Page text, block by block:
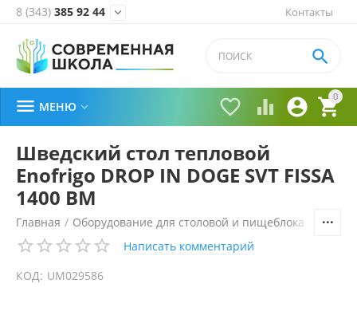
Контакты
8 (343) 385 92 44 
0


 

 МЕНЮ 
Шведский стол тепловой
Enofrigo DROP IN DOGE SVT FISSA
1400 BM
Главная / Оборудование для столовой и пищеблока
Написать комментарий
КОД: UM029586